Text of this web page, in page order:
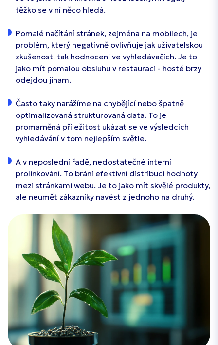
těžko se v ní něco hledá.
Pomalé načítání stránek, zejména na mobilech, je
problém, který negativně ovlivňuje jak uživatelskou
zkušenost, tak hodnocení ve vyhledávačích. Je to
jako mít pomalou obsluhu v restauraci - hosté brzy
odejdou jinam.
Často taky narážíme na chybějící nebo špatně
optimalizovaná strukturovaná data. To je
promarněná příležitost ukázat se ve výsledcích
vyhledávání v tom nejlepším světle.
A v neposlední řadě, nedostatečné interní
prolinkování. To brání efektivní distribuci hodnoty
mezi stránkami webu. Je to jako mít skvělé produkty,
ale neumět zákazníky navést z jednoho na druhý.